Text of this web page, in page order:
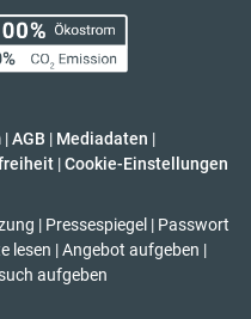
|AGB | Mediadaten |
| Cookie-Einstellungen
| Pressespiegel | Passwort
lesen | Angebot aufgeben |
aufgeben